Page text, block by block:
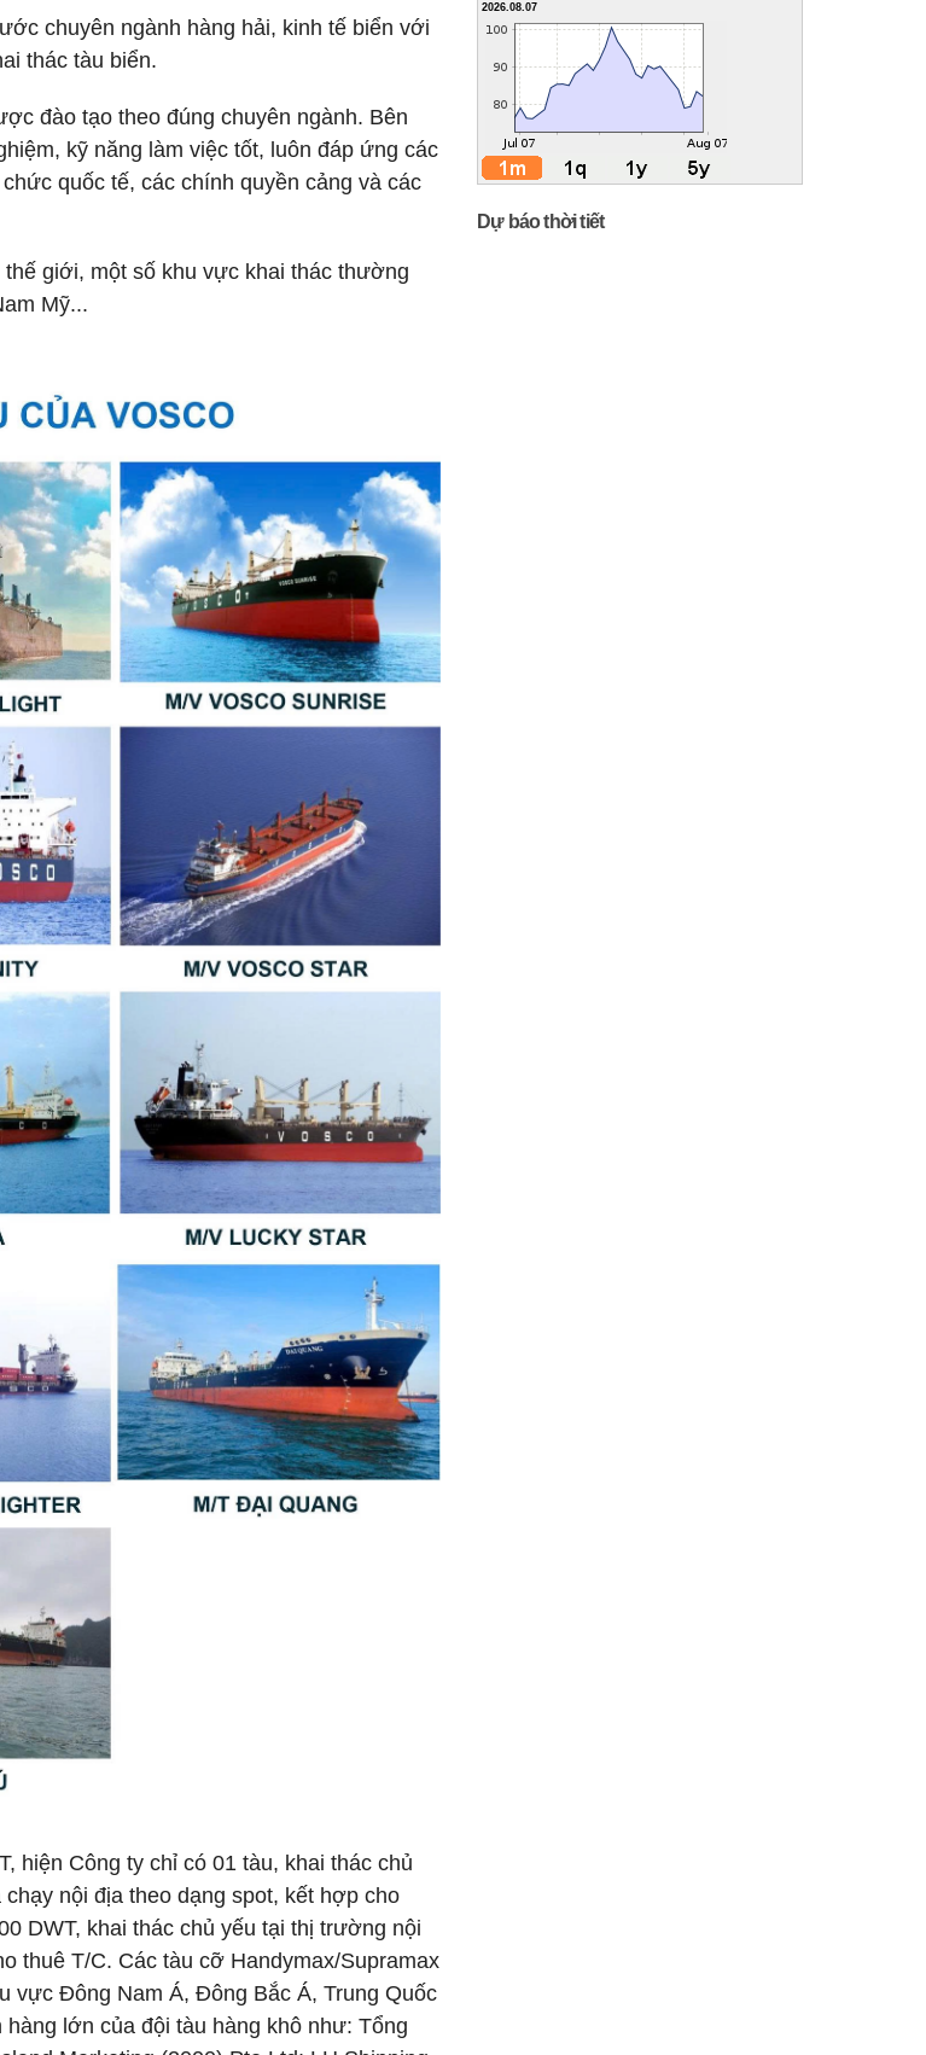
chuyên ngành hàng hải, kinh tế biển với
thác tàu biển.
đào tạo theo đúng chuyên ngành. Bên
kỹ năng làm việc tốt, luôn đáp ứng các
quốc tế, các chính quyền cảng và các
giới, một số khu vực khai thác thường
Mỹ...
hiện Công ty chỉ có 01 tàu, khai thác chủ
nội địa theo dạng spot, kết hợp cho
DWT, khai thác chủ yếu tại thị trường nội
thuê T/C. Các tàu cỡ Handymax/Supramax
vực Đông Nam Á, Đông Bắc Á, Trung Quốc
lớn của đội tàu hàng khô như: Tổng
2026.08.07
Dự báo thời tiết